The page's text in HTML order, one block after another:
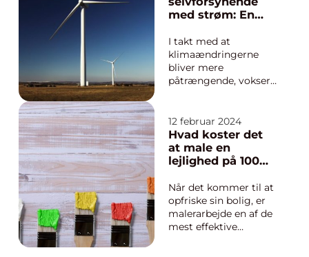
de førende mæ...
med strøm: En
løsningsguide
I takt med at
klimaændringerne
bliver mere
påtrængende, vokser
og selvforsynende
livsstil. At være
selvforsynende med
strøm betyder ikke
renere og mere
bæredygtig klode,
men også at si...
12 februar 2024
Hvad koster det
at male en
lejlighed på 100
Når det kommer til at
opfriske sin bolig, er
malerarbejde en af de
mest effektive